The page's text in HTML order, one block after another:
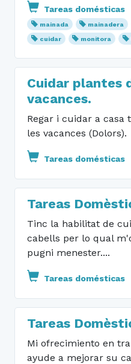
Tareas domésticas
mainada
mainadera
cuidar
monitora
Cuidar plantes
vacances.
Regar i cuidar a casa
les vacances (Dolors).
Tareas domésticas
Tareas
Tinc la habilitat de
cabells per lo qual
pugni menester....
Tareas domésticas
Tareas
Mi ofrecimiento en
ayude a mejorar su